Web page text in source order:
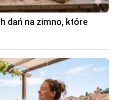
dań na zimno, które